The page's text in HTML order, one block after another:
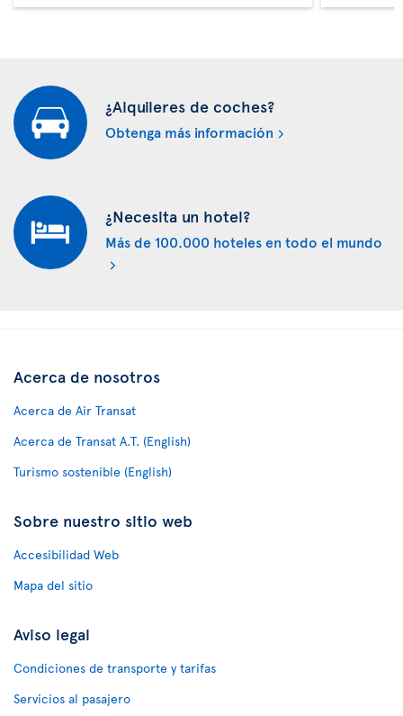
¿Alquileres de coches?
Obtenga más información
¿Necesita un hotel?
Más de 100.000 hoteles en todo el mundo
Acerca de nosotros
Acerca de Air Transat
Acerca de Transat A.T. (English)
Turismo sostenible (English)
Sobre nuestro sitio web
Accesibilidad Web
Mapa del sitio
Aviso legal
Condiciones de transporte y tarifas
Servicios al pasajero